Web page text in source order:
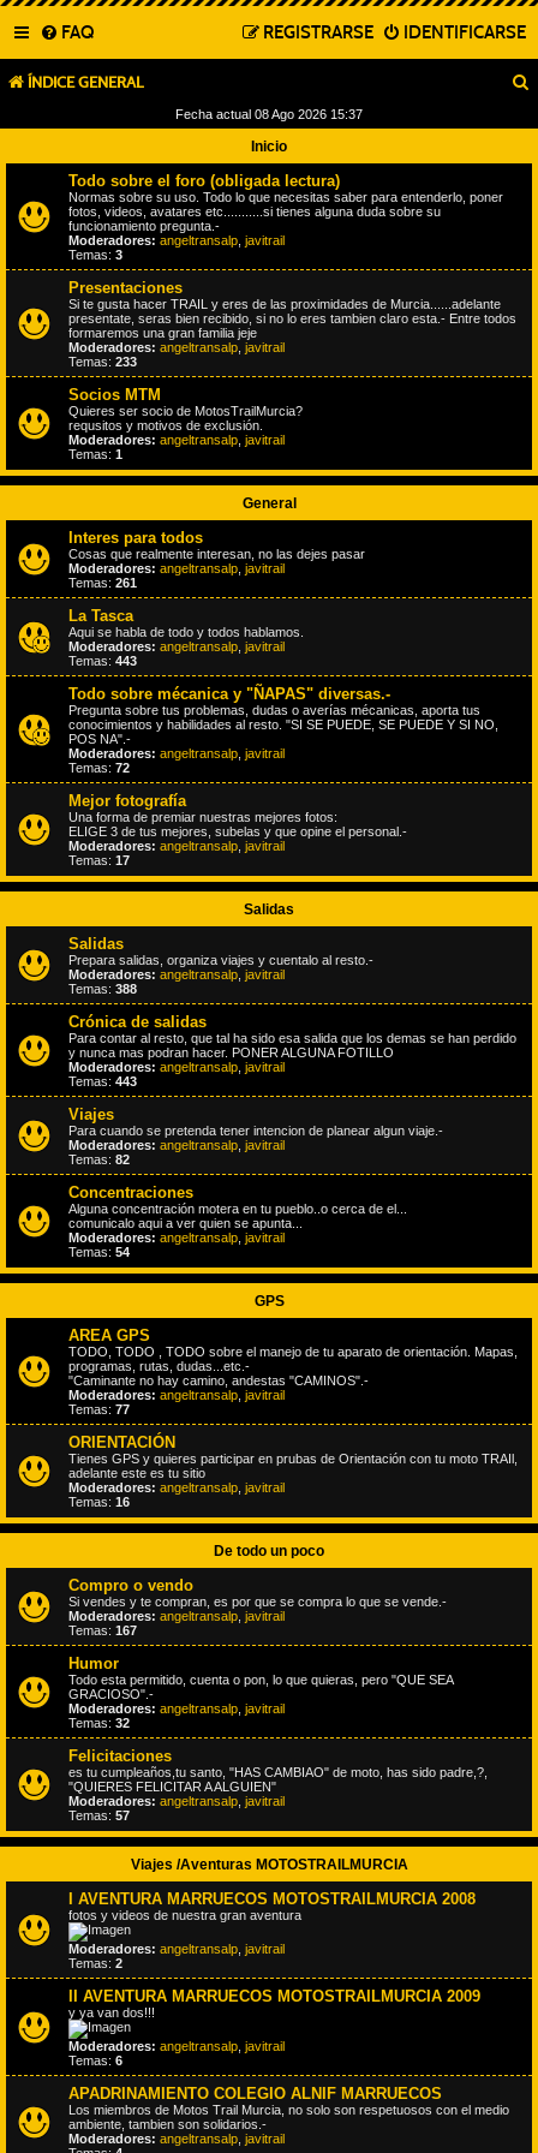
FAQ IDENTIFICARSE
REGISTRARSE
ÍNDICE GENERAL
Fecha actual 08 Ago 2026 15:37
Inicio
Todo sobre el foro (obligada lectura)
Normas sobre su uso. Todo lo que necesitas saber para entenderlo, poner
fotos, videos, avatares etc...........si tienes alguna duda sobre su
funcionamiento pregunta.-
Moderadores: angeltransalp javitrail
Temas: 3
Presentaciones
Si te gusta hacer TRAIL y eres de las proximidades de Murcia......adelante
presentate, seras bien recibido, si no lo eres tambien claro esta.- Entre todos
formaremos una gran familia jeje
Moderadores: angeltransalp javitrail
Temas: 233
Socios MTM
Quieres ser socio de MotosTrailMurcia?
requsitos y motivos de exclusión.
Moderadores: angeltransalp javitrail
Temas: 1
General
Interes para todos
Cosas que realmente interesan, no las dejes pasar
Moderadores: angeltransalp javitrail
Temas: 261
La Tasca
Aqui se habla de todo y todos hablamos.
Moderadores: angeltransalp javitrail
Temas: 443
Todo sobre mécanica y "ÑAPAS" diversas.-
Pregunta sobre tus problemas, dudas o averías mécanicas, aporta tus
conocimientos y habilidades al resto. "SI SE PUEDE, SE PUEDE Y SI NO,
POS NA".-
Moderadores: angeltransalp javitrail
Temas: 72
Mejor fotografía
Una forma de premiar nuestras mejores fotos:
ELIGE 3 de tus mejores, subelas y que opine el personal.-
Moderadores: angeltransalp javitrail
Temas: 17
Salidas
Salidas
Prepara salidas, organiza viajes y cuentalo al resto.-
Moderadores: angeltransalp javitrail
Temas: 388
Crónica de salidas
Para contar al resto, que tal ha sido esa salida que los demas se han perdido
y nunca mas podran hacer. PONER ALGUNA FOTILLO
Moderadores: angeltransalp javitrail
Temas: 443
Viajes
Para cuando se pretenda tener intencion de planear algun viaje.-
Moderadores: angeltransalp javitrail
Temas: 82
Concentraciones
Alguna concentración motera en tu pueblo..o cerca de el...
comunicalo aqui a ver quien se apunta...
Moderadores: angeltransalp javitrail
Temas: 54
GPS
AREA GPS
TODO, TODO , TODO sobre el manejo de tu aparato de orientación. Mapas,
programas, rutas, dudas...etc.-
"Caminante no hay camino, andestas "CAMINOS".-
Moderadores: angeltransalp javitrail
Temas: 77
ORIENTACIÓN
Tienes GPS y quieres participar en prubas de Orientación con tu moto TRAIl,
adelante este es tu sitio
Moderadores: angeltransalp javitrail
Temas: 16
De todo un poco
Compro o vendo
Si vendes y te compran, es por que se compra lo que se vende.-
Moderadores: angeltransalp javitrail
Temas: 167
Humor
Todo esta permitido, cuenta o pon, lo que quieras, pero "QUE SEA
GRACIOSO".-
Moderadores: angeltransalp javitrail
Temas: 32
Felicitaciones
es tu cumpleaños,tu santo, "HAS CAMBIAO" de moto, has sido padre,?,
"QUIERES FELICITAR A ALGUIEN"
Moderadores: angeltransalp javitrail
Temas: 57
Viajes /Aventuras MOTOSTRAILMURCIA
I AVENTURA MARRUECOS MOTOSTRAILMURCIA 2008
fotos y videos de nuestra gran aventura
Moderadores: angeltransalp javitrail
Temas: 2
II AVENTURA MARRUECOS MOTOSTRAILMURCIA 2009
y ya van dos!!!
Moderadores: angeltransalp javitrail
Temas: 6
APADRINAMIENTO COLEGIO ALNIF MARRUECOS
Los miembros de Motos Trail Murcia, no solo son respetuosos con el medio
ambiente, tambien son solidarios.-
Moderadores: angeltransalp javitrail